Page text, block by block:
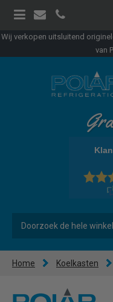
Wij verkopen uitsluitend
van
Home Koelkasten